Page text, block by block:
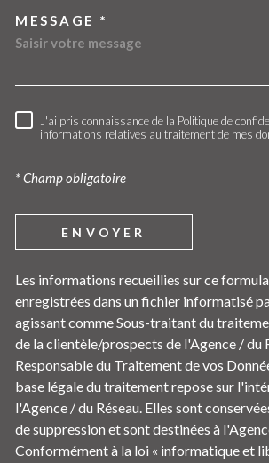
MESSAGE *
RÈGLEMENTATION
J'ai pris connaissance de la Politique de
informations relatives au traitement de mes
* Champ obligatoire
ENVOYER
Les informations recueillies sur ce
enregistrées dans un fichier informatisé
agissant comme Sous-traitant du
de la clientèle/prospects de l'Agence / du
Responsable du Traitement de vos
base légale du traitement repose sur
l'Agence / du Réseau. Elles sont
de suppression et sont destinées à
Conformément à la loi « informatique et